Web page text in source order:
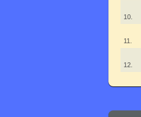
10.
11.
12.